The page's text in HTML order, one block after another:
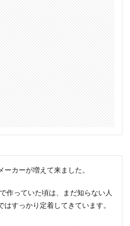
ーカーが増えて来ました。
作っていた頃は、まだ知らない人
すっかり定着してきています。